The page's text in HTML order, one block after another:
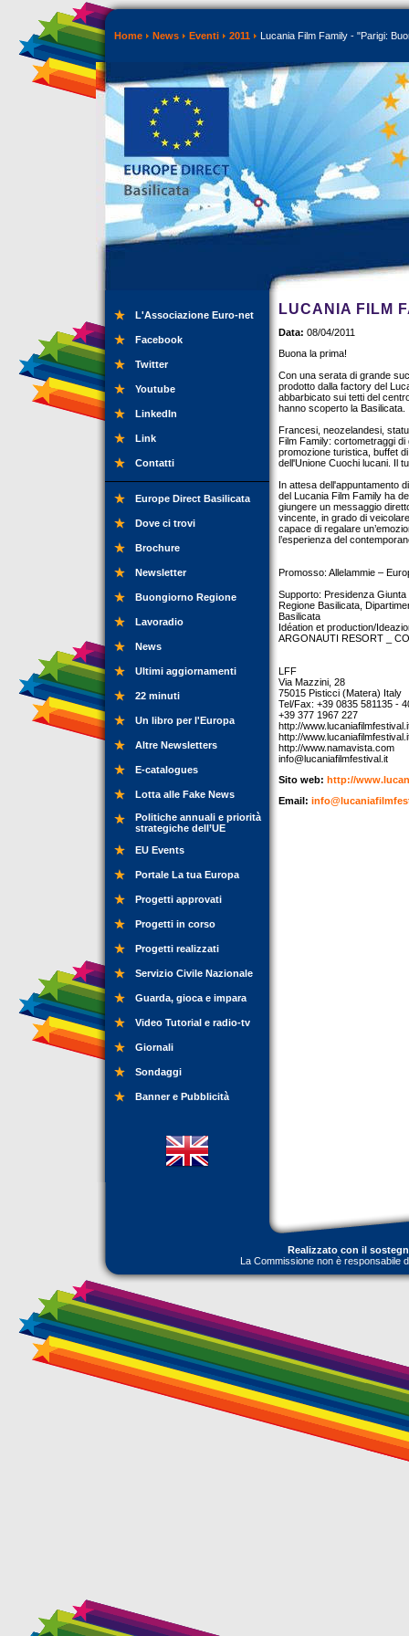
Home News Eventi 2011 Lucania Film Family - "Parigi:
L'Associazione Euro-net
Facebook
Twitter
Youtube
LinkedIn
Link
Contatti
Europe Direct Basilicata
Dove ci trovi
Brochure
Newsletter
Buongiorno Regione
Lavoradio
News
Ultimi aggiornamenti
22 minuti
Un libro per l'Europa
Altre Newsletters
E-catalogues
Lotta alle Fake News
Politiche annuali e priorità
strategiche dell’UE
EU Events
Portale La tua Europa
Progetti approvati
Progetti in corso
Progetti realizzati
Servizio Civile Nazionale
Guarda, gioca e impara
Video Tutorial e radio-tv
Giornali
Sondaggi
Banner e Pubblicità
LUCANIA FILM
Data: 08/04/2011
Buona la prima!
Con una serata di grande
prodotto dalla factory del
abbarbicato sui tetti del
hanno scoperto la Basilicata.
Francesi, neozelandesi,
Film Family: cortometraggi
promozione turistica, buffet
dell'Unione Cuochi lucani. Il
In attesa dell'appuntamento
del Lucania Film Family ha
giungere un messaggio
vincente, in grado di
capace di regalare
l’esperienza del
Promosso: Allelammie –
Supporto: Presidenza
Regione Basilicata,
Basilicata
Idéation et production/
ARGONAUTI RESORT _
LFF
Via Mazzini, 28
75015 Pisticci (Matera) Italy
Tel/Fax: +39 0835 581135 -
+39 377 1967 227
http://
http://
http://www.namavista.com
info@lucaniafilmfestival.it
Sito web: http://
Email:
Realizzato con il
La Commissione non è responsabile